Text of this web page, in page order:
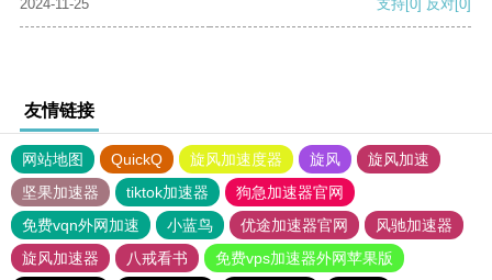
2024-11-25 支持[0] 反对[0]
友情链接
网站地图 QuickQ 旋风加速度器 旋风
旋风加速
坚果加速器
tiktok加速器
狗急加速器官网
免费vqn外网加速
小蓝鸟 优途加速器官网
风驰加速器
旋风加速器
八戒看书 免费vps加速器外网苹果版